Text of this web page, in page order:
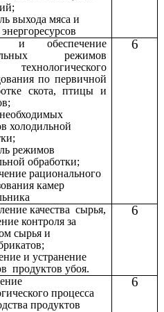
выхода мяса и
и обеспечение
режимов
технологического
по первичной
скота, птицы и
холодильной
режимов
обработки;
рационального
камер
6
качества сырья,
контроля за
сырья и
и устранение
продуктов убоя.
6
процесса
продуктов
6